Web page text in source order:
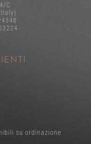
C
su ordinazione